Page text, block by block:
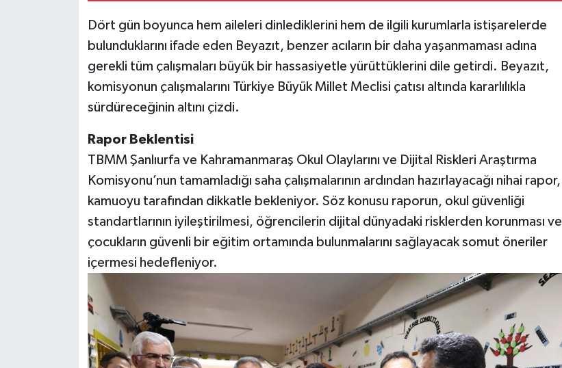
Dört gün boyunca hem aileleri dinlediklerini hem de ilgili kurumlarla istişarelerde
bulunduklarını ifade eden Beyazıt, benzer acıların bir daha yaşanmaması adına
gerekli tüm çalışmaları büyük bir hassasiyetle yürüttüklerini dile getirdi. Beyazıt,
komisyonun çalışmalarını Türkiye Büyük Millet Meclisi çatısı altında kararlılıkla
sürdüreceğinin altını çizdi.
Rapor Beklentisi
TBMM Şanlıurfa ve Kahramanmaraş Okul Olaylarını ve Dijital Riskleri Araştırma
Komisyonu’nun tamamladığı saha çalışmalarının ardından hazırlayacağı nihai rapor,
kamuoyu tarafından dikkatle bekleniyor. Söz konusu raporun, okul güvenliği
standartlarının iyileştirilmesi, öğrencilerin dijital dünyadaki risklerden korunması ve
çocukların güvenli bir eğitim ortamında bulunmalarını sağlayacak somut öneriler
içermesi hedefleniyor.